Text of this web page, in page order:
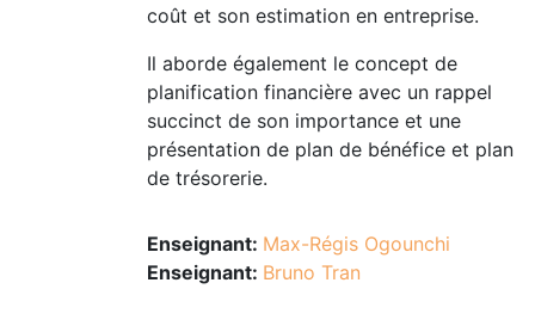
coût et son estimation en entreprise.
Il aborde également le concept de
planification financière avec un rappel
succinct de son importance et une
présentation de plan de bénéfice et plan
de trésorerie.
Enseignant: Max-Régis Ogounchi
Enseignant: Bruno Tran